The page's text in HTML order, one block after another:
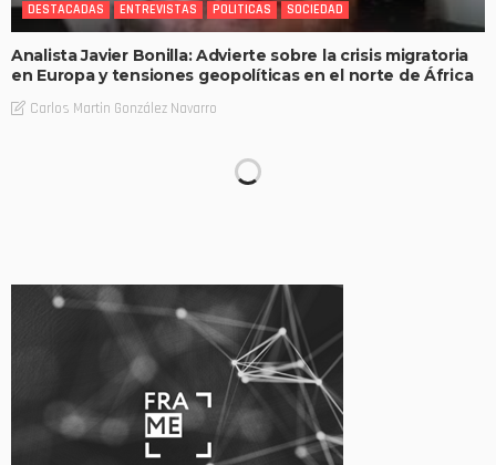
DESTACADAS ENTREVISTAS POLITICAS SOCIEDAD
Analista Javier Bonilla: Advierte sobre la crisis migratoria
en Europa y tensiones geopolíticas en el norte de África
Carlos Martin González Navarro